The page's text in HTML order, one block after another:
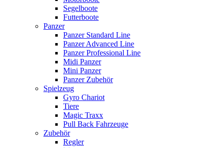
Segelboote
Futterboote
Panzer
Panzer Standard Line
Panzer Advanced Line
Panzer Professional Line
Midi Panzer
Mini Panzer
Panzer Zubehör
Spielzeug
Gyro Chariot
Tiere
Magic Traxx
Pull Back Fahrzeuge
Zubehör
Regler